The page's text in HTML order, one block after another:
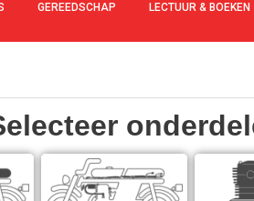
GEREEDSCHAP LECTUUR & BOEKEN